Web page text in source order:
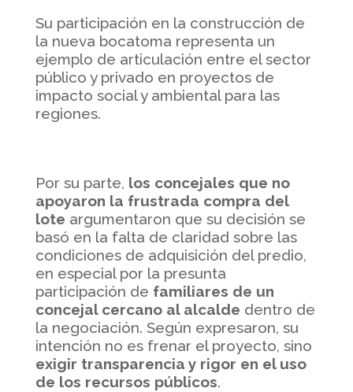
Su participación en la construcción de
la nueva bocatoma representa un
ejemplo de articulación entre el sector
público y privado en proyectos de
impacto social y ambiental para las
regiones.
Por su parte, los concejales que no
apoyaron la frustrada compra del
lote argumentaron que su decisión se
basó en la falta de claridad sobre las
condiciones de adquisición del predio,
en especial por la presunta
participación de familiares de un
concejal cercano al alcalde dentro de
la negociación. Según expresaron, su
intención no es frenar el proyecto, sino
exigir transparencia y rigor en el uso
de los recursos públicos.